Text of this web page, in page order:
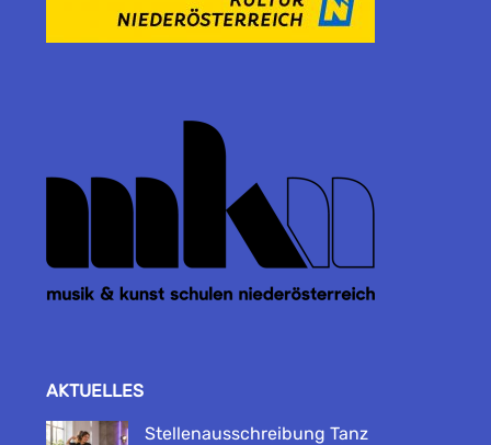
AKTUELLES
Stellenausschreibung Tanz